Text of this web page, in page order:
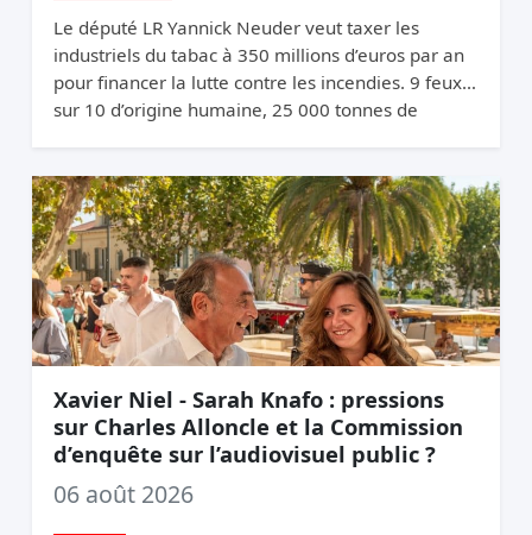
Le député LR Yannick Neuder veut taxer les
industriels du tabac à 350 millions d’euros par an
pour financer la lutte contre les incendies. 9 feux
sur 10 d’origine humaine, 25 000 tonnes de
Xavier Niel - Sarah Knafo : pressions
sur Charles Alloncle et la Commission
d’enquête sur l’audiovisuel public ?
06 août 2026